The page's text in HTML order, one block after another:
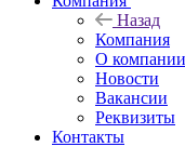
Назад
Компания
О компании
Новости
Вакансии
Реквизиты
Контакты